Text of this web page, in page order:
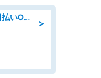
＞
マシンオペレーター/未経験OK/日払いOK/寮完備/交替制/20・30・40代活躍中